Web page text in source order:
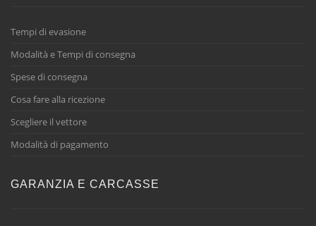
Tempi di evasione
Modalità e Tempi di consegna
Spese di consegna
Cosa fare alla ricezione
Scegliere il vettore
Modalità di pagamento
GARANZIA E CARCASSE